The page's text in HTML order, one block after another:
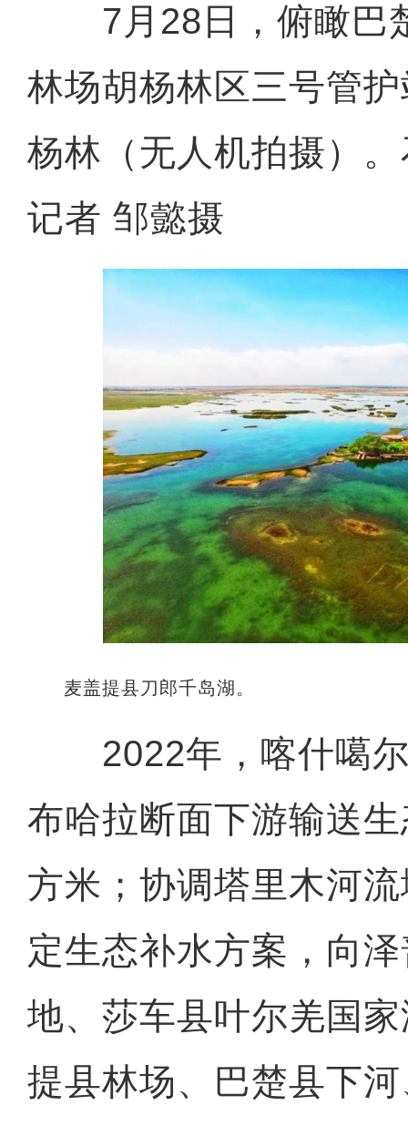
7月28日，俯瞰巴
林场胡杨林区三号管
杨林（无人机拍摄）
记者 邹懿摄
麦盖提县刀郎千岛湖。
2022年，喀什噶尔
布哈拉断面下游输送
方米；协调塔里木河
定生态补水方案，向
地、莎车县叶尔羌国
提县林场、巴楚县下